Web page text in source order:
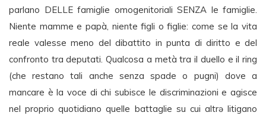
parlano DELLE famiglie omogenitoriali SENZA le famiglie.
Niente mamme e papà, niente figli o figlie: come se la vita
reale valesse meno del dibattito in punta di diritto e del
confronto tra deputati. Qualcosa a metà tra il duello e il ring
(che restano tali anche senza spade o pugni) dove a
mancare è la voce di chi subisce le discriminazioni e agisce
nel proprio quotidiano quelle battaglie su cui altrə litigano